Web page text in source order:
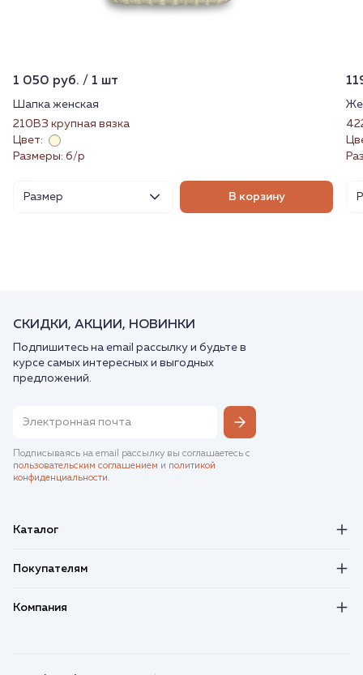
1 050 руб. / 1 шт
Шапка женская
210ВЗ крупная вязка
Цвет:
Размеры: б/р
Размер В корзину
СКИДКИ, АКЦИИ, НОВИНКИ
Подпишитесь на email рассылку и будьте в
курсе самых интересных и выгодных
предложений.
Подписываясь на email рассылку вы соглашаетесь с
пользовательским соглашением и политикой
конфиденциальности.
Каталог
Покупателям
Компания